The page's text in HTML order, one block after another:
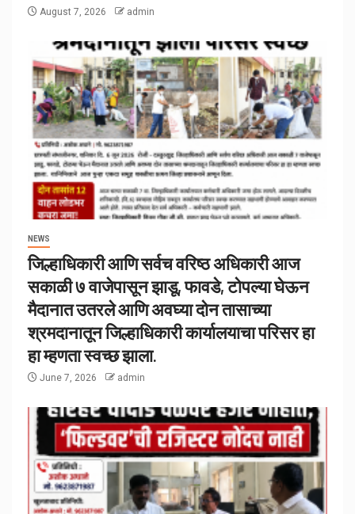
August 7, 2026 admin
NEWS
जिल्हाधिकारी आणि सर्वच वरिष्ठ अधिकारी आज
सकाळी ७ वाजेपासून झाडू, फावडे, टोपल्या घेऊन
मैदानात उतरले आणि अवघ्या दोन तासाच्या
श्रमदानातून जिल्हाधिकारी कार्यालयाचा परिसर हा
हा म्हणता स्वच्छ झाला.
June 7, 2026 admin